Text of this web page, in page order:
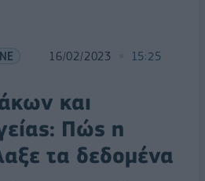
16/02/2023 15:25
και
Πώς η
τα δεδομένα